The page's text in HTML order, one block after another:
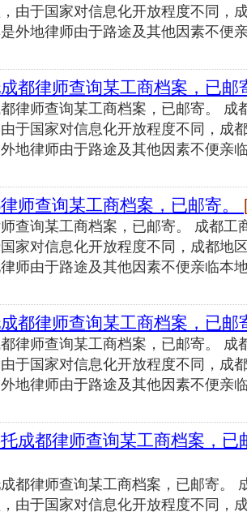
由于国家对信息化开放程度不同，
外地律师由于路途及其他因素不便
都律师查询某工商档案，已
律师查询某工商档案，已邮寄。 成
于国家对信息化开放程度不同，成
地律师由于路途及其他因素不便亲
师查询某工商档案，已邮寄。
查询某工商档案，已邮寄。 成都工
家对信息化开放程度不同，成都地
师由于路途及其他因素不便亲临本
都律师查询某工商档案，已
律师查询某工商档案，已邮寄。 成
于国家对信息化开放程度不同，成
地律师由于路途及其他因素不便亲
成都律师查询某工商档案，
都律师查询某工商档案，已邮寄。
由于国家对信息化开放程度不同，